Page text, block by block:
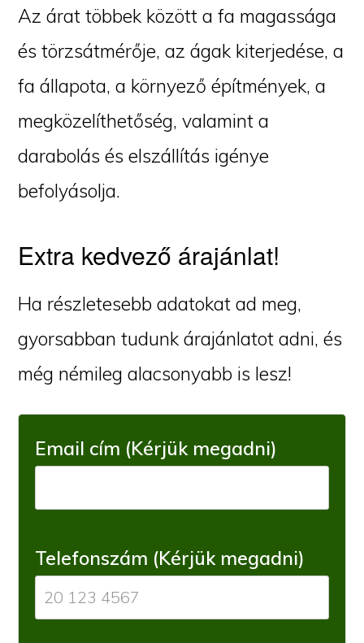
Az árat többek között a fa magassága
és törzsátmérője, az ágak kiterjedése, a
fa állapota, a környező építmények, a
megközelíthetőség, valamint a
darabolás és elszállítás igénye
befolyásolja.
Extra kedvező árajánlat!
Ha részletesebb adatokat ad meg,
gyorsabban tudunk árajánlatot adni, és
még némileg alacsonyabb is lesz!
Email cím (Kérjük megadni)
Telefonszám (Kérjük megadni)